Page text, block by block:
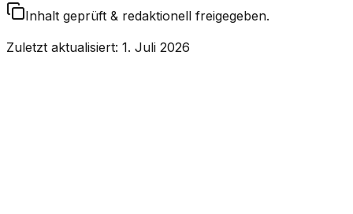
Inhalt geprüft & redaktionell freigegeben.
Zuletzt aktualisiert: 1. Juli 2026